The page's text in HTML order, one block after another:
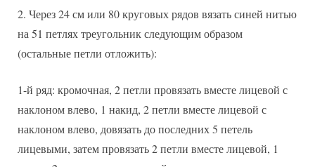
Через 24 см или 80 круговых рядов вязать синей нитью
на 51 петлях треугольник следующим образом
(остальные петли отложить):
1-й ряд: кромочная, 2 петли провязать вместе лицевой с
наклоном влево, 1 накид, 2 петли вместе лицевой с
наклоном влево, довязать до последних 5 петель
лицевыми, затем провязать 2 петли вместе лицевой, 1